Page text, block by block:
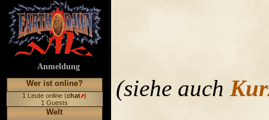
Anmeldung
Wer ist online?
1 Leute online (chat )
1 Guests
Welt
(siehe auch